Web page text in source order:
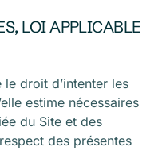
LOI APPLICABLE
droit d’intenter les
estime nécessaires
du Site et des
des présentes